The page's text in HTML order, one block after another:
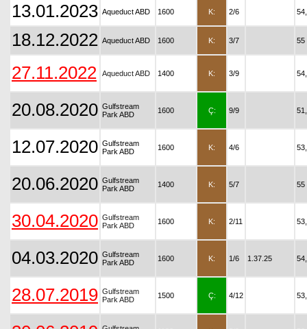
13.01.2023 Aqueduct ABD 1600 K: 2/6
18.12.2022 Aqueduct ABD 1600 K: 3/7 55
27.11.2022 Aqueduct ABD 1400 K: 3/9
20.08.2020 Gulfstream
Park ABD
1600 Ç: 9/9
12.07.2020 Gulfstream
Park ABD
1600 K: 4/6
20.06.2020 Gulfstream
Park ABD
1400 K: 5/7 55
30.04.2020 Gulfstream
Park ABD
1600 K: 2/11
04.03.2020 Gulfstream
Park ABD
1600 K: 1/6 1.37.25
28.07.2019 Gulfstream
Park ABD
1500 Ç: 4/12